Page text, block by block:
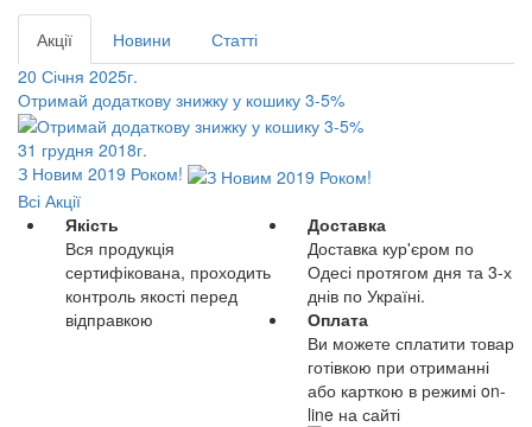
Акції Новини
Статті
20 Січня 2025г.
Отримай додаткову знижку у кошику 3-5%
31 грудня 2018г.
З Новим 2019 Роком!
Всі Акції
Якість
Вся продукція
сертифікована, проходить
контроль якості перед
відправкою
Доставка
Доставка кур'єром по
Одесі протягом дня та 3-х
днів по Україні.
Оплата
Ви можете сплатити товар
готівкою при отриманні
або карткою в режимі on-
line на сайті